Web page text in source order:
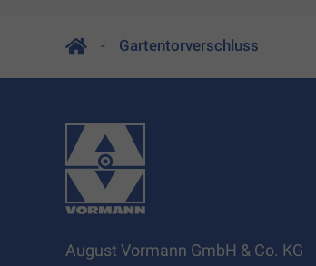
Gartentorverschluss
August Vormann GmbH & Co. KG